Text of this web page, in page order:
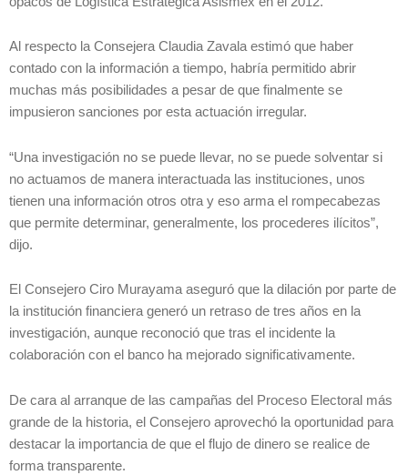
Al respecto la Consejera Claudia Zavala estimó que haber
contado con la información a tiempo, habría permitido abrir
muchas más posibilidades a pesar de que finalmente se
impusieron sanciones por esta actuación irregular.
“Una investigación no se puede llevar, no se puede solventar si
no actuamos de manera interactuada las instituciones, unos
tienen una información otros otra y eso arma el rompecabezas
que permite determinar, generalmente, los procederes ilícitos”,
dijo.
El Consejero Ciro Murayama aseguró que la dilación por parte de
la institución financiera generó un retraso de tres años en la
investigación, aunque reconoció que tras el incidente la
colaboración con el banco ha mejorado significativamente.
De cara al arranque de las campañas del Proceso Electoral más
grande de la historia, el Consejero aprovechó la oportunidad para
destacar la importancia de que el flujo de dinero se realice de
forma transparente.